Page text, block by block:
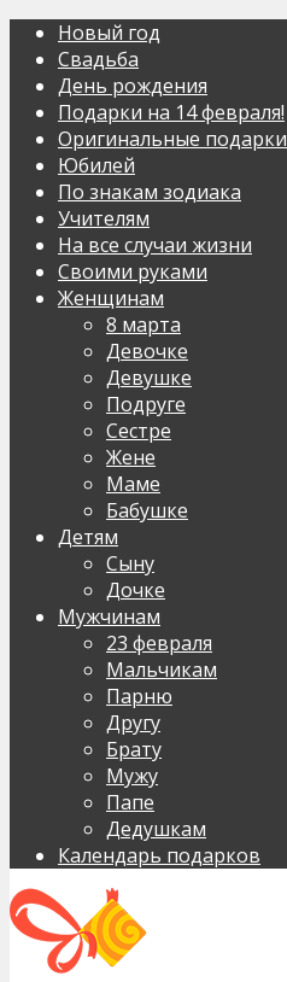
Новый год
Свадьба
День рождения
Подарки на 14 февраля!
Оригинальные подарки
Юбилей
По знакам зодиака
Учителям
На все случаи жизни
Своими руками
Женщинам
8 марта
Девочке
Девушке
Подруге
Сестре
Жене
Маме
Бабушке
Детям
Сыну
Дочке
Мужчинам
23 февраля
Мальчикам
Парню
Другу
Брату
Мужу
Папе
Дедушкам
Календарь подарков